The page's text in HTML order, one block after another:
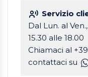
Servizio
Dal Lun. al
15.30 alle 18.00
Chiamaci al
contattaci su